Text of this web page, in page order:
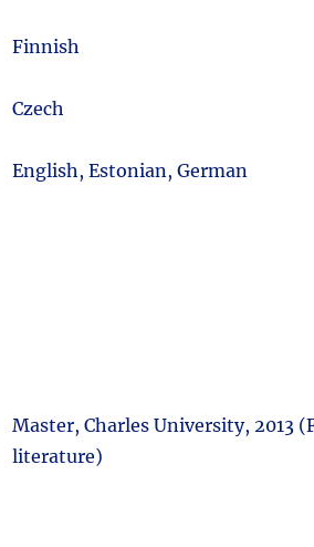
Finnish
Czech
English, Estonian, German
Master, Charles University, 2013
literature)